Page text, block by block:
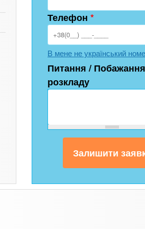
Телефон *
В мене не український
Питання /
розкладу